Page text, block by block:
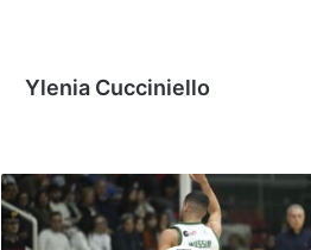
Ylenia Cucciniello
Straordinaria
Avellino
Basket,